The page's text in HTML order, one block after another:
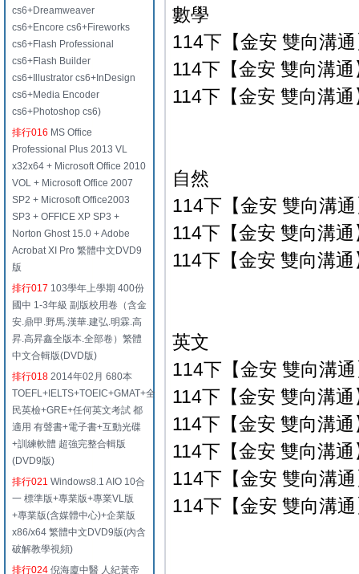
cs6+Dreamweaver
cs6+Encore cs6+Fireworks
cs6+Flash Professional
cs6+Flash Builder
cs6+Illustrator cs6+InDesign
cs6+Media Encoder
cs6+Photoshop cs6)
排行016 MS Office
Professional Plus 2013 VL
x32x64 + Microsoft Office 2010
VOL + Microsoft Office 2007
SP2 + Microsoft Office2003
SP3 + OFFICE XP SP3 +
Norton Ghost 15.0 + Adobe
Acrobat XI Pro 繁體中文DVD9
版
排行017 103學年上學期 400份
國中 1-3年級 副版校用卷（含金
安.鼎甲.野馬.漢華.建弘.明霖.高
昇.高昇鑫全版本.全部卷）繁體
中文合輯版(DVD版)
排行018 2014年02月 680本
TOEFL+IELTS+TOEIC+GMAT+全
民英檢+GRE+任何英文考試 都
適用 有聲書+電子書+互動光碟
+訓練軟體 超強完整合輯版
(DVD9版)
排行021 Windows8.1 AIO 10合
一 標準版+專業版+專業VL版
+專業版(含媒體中心)+企業版
x86/x64 繁體中文DVD9版(內含
破解教學視頻)
排行024 倪海廈中醫 人紀黃帝
數學
114下【金安 雙向溝
114下【金安 雙向溝
114下【金安 雙向溝
自然
114下【金安 雙向溝
114下【金安 雙向溝
114下【金安 雙向溝
英文
114下【金安 雙向溝
114下【金安 雙向溝
114下【金安 雙向溝
114下【金安 雙向溝
114下【金安 雙向溝
114下【金安 雙向溝